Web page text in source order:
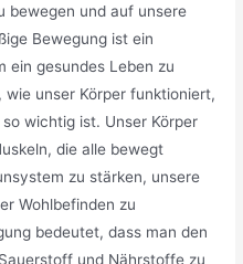
bewegen und auf unsere
Bewegung ist ein
ein gesundes Leben zu
unser Körper funktioniert,
wichtig ist. Unser Körper
die alle bewegt
zu stärken, unsere
Wohlbefinden zu
bedeutet, dass man den
und Nährstoffe zu